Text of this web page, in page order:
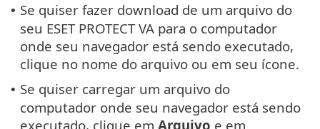
• Se quiser fazer download de um arquivo do
seu ESET PROTECT VA para o computador
onde seu navegador está sendo executado,
clique no nome do arquivo ou em seu ícone.
• Se quiser carregar um arquivo do
computador onde seu navegador está sendo
executado, clique em Arquivo e em